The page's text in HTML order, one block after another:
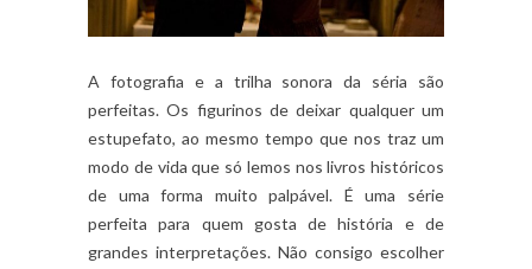
A fotografia e a trilha sonora da séria são
perfeitas. Os figurinos de deixar qualquer um
estupefato, ao mesmo tempo que nos traz um
modo de vida que só lemos nos livros históricos
de uma forma muito palpável. É uma série
perfeita para quem gosta de história e de
grandes interpretações. Não consigo escolher